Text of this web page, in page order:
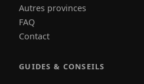
Autres provinces
FAQ
Contact
GUIDES & CONSEILS